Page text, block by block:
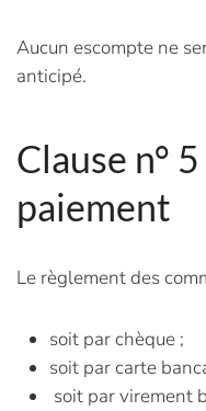
Aucun escompte ne
anticipé.
Clause n°
paiement
Le règlement des
soit par chèque ;
soit par carte
soit par virement